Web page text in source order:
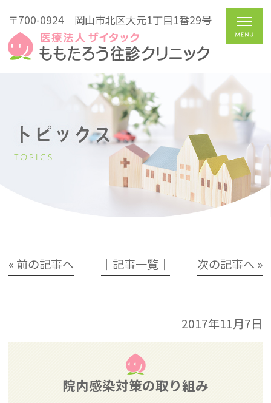
〒700-0924 岡山市北区大元1丁目1番29号
トピックス
TOPICS
« 前の記事へ │記事一覧│ 次の記事へ »
2017年11月7日
院内感染対策の取り組み